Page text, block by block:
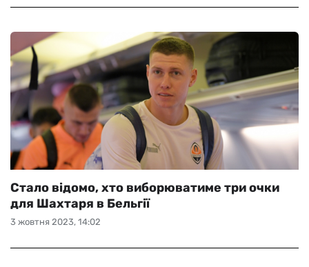
3 жовтня 2023, 14:02
Стало відомо, хто виборюватиме три очки
для Шахтаря в Бельгії